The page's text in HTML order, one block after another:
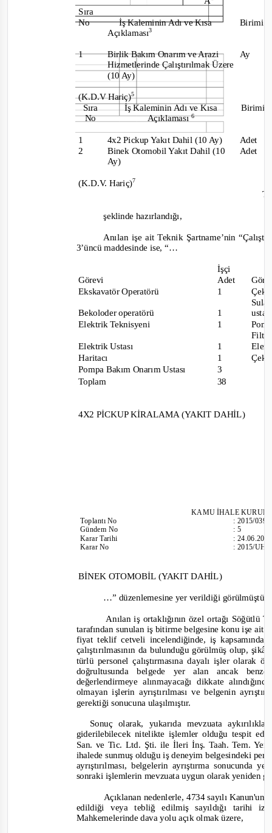
Sıra
No
Birimi
İş Kaleminin Adı ve Kısa
Açıklaması3
1
Birlik Bakım Onarım ve Arazi
Hizmetlerinde Çalıştırılmak Üzere
(10 Ay)
Ay
(K.D.V Hariç)5
Sıra
No
İş Kaleminin Adı ve Kısa
Birimi
Açıklaması6
1
2
4x2 Pickup Yakıt Dahil (10 Ay)
Binek Otomobil Yakıt Dahil (10
Ay)
Adet
Adet
(K.D.V. Hariç)7
şeklinde hazırlandığı,
Anılan işe ait Teknik Şartname’nin
3’üncü maddesinde ise, “…
İşçi
Adet
1
Görevi
Ekskavatör Operatörü
Çek
Bekoloder operatörü
Elektrik Teknisyeni
1
1
Çek
Elektrik Ustası
Haritacı
1
1
Pompa Bakım Onarım Ustası
Toplam
3
38
4X2 PİCKUP KİRALAMA (YAKIT DAHİL)
KAMU İHALE
ToplantıNo
Gündem No
Karar Tarihi
Karar No
:2015/039
:5
:
:2015/
BİNEK OTOMOBİL (YAKIT DAHİL)
…” düzenlemesine yer verildiği görülmüştü
Anılan iş ortaklığının özel ortağı
tarafından sunulan iş bitirme belgesine konu işe
fiyat teklif cetveli incelendiğinde, iş kapsamında,
çalıştırılmasının da bulunduğu görülmüş olup,
türlü personel çalıştırmasına dayalı işler olarak
doğrultusunda belgede yer alan ancak
değerlendirmeye alınmayacağı dikkate
olmayan işlerin ayrıştırılması ve belgenin
gerektiği sonucuna ulaşılmıştır.
Sonuç olarak, yukarıda mevzuata
giderilebilecek nitelikte işlemler olduğu tespit
San. ve Tic. Ltd. Şti. ile İleri İnş. Taah. Tem.
ihalede sunmuş olduğu iş deneyim belgesindeki
ayrıştırılması, belgelerin ayrıştırma sonucunda
sonraki işlemlerin mevzuata uygun olarak yeniden
Açıklanan nedenlerle, 4734 sayılı
edildiği veya tebliğ edilmiş sayıldığı tarihi
Mahkemelerinde dava yolu açık olmak üzere,